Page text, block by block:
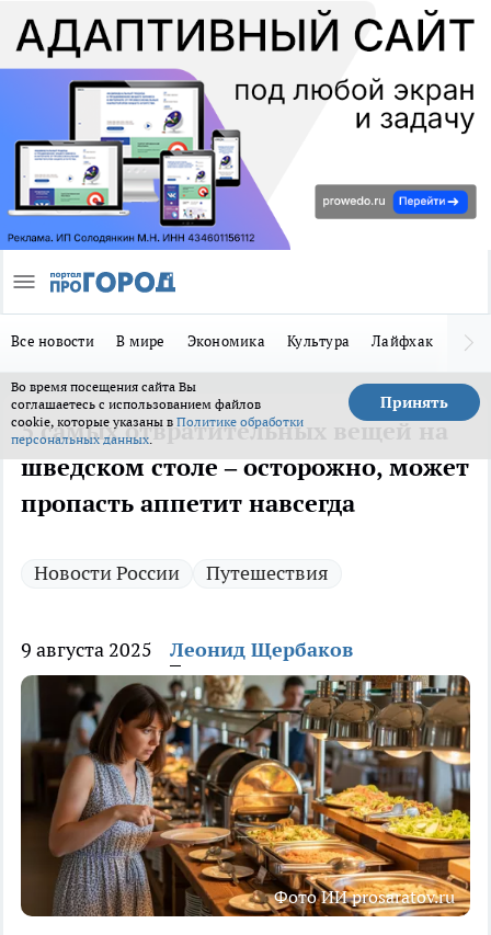
Все новости В мире Экономика Культура Лайфхак
Во время посещения сайта Вы
соглашаетесь с использованием файлов
cookie, которые указаны в Политике обработки
персональных данных.
Принять
5 самых отвратительных вещей на
шведском столе – осторожно, может
пропасть аппетит навсегда
Новости России Путешествия
9 августа 2025 Леонид Щербаков
Фото ИИ prosaratov.ru